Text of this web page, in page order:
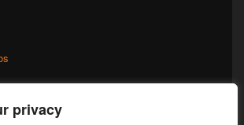
privacy